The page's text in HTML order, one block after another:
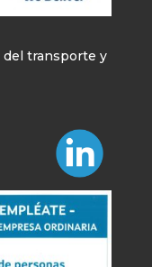
del transporte y